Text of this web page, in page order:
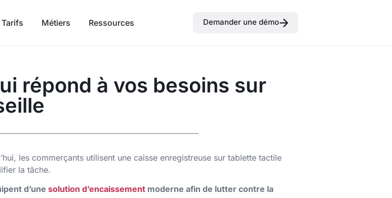
Tarifs Métiers Ressources Demander une démo
répond à vos besoins sur
les commerçants utilisent une caisse enregistreuse sur tablette tactile
la tâche.
d’une solution d’encaissementmoderne afin de lutter contre la